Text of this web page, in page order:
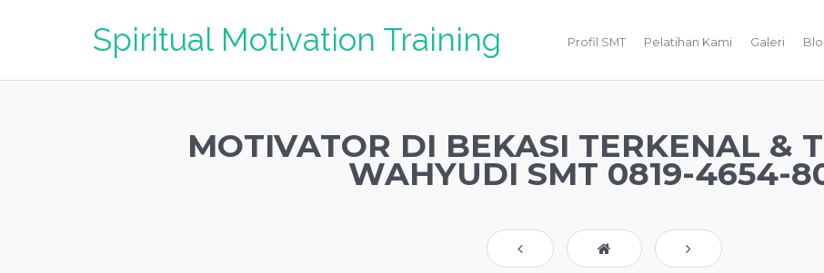
Spiritual Motivation Training Profil SMT Pelatihan Kami Galeri
MOTIVATOR DI BEKASI TERKENAL &
WAHYUDI SMT 0819-4654-